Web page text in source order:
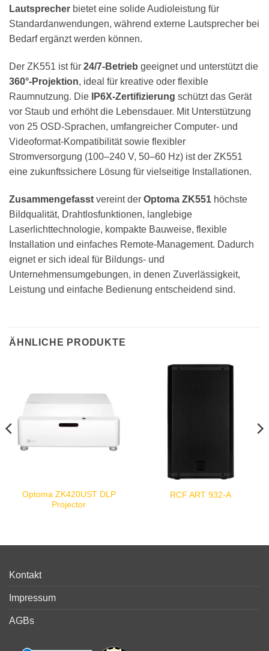
Lautsprecher bietet eine solide Audioleistung für
Standardanwendungen, während externe Lautsprecher bei
Bedarf ergänzt werden können.
Der ZK551 ist für 24/7-Betrieb geeignet und unterstützt die
360°-Projektion, ideal für kreative oder flexible
Raumnutzung. Die
IP6X-Zertifizierung schützt das Gerät
vor Staub und erhöht die Lebensdauer. Mit Unterstützung
von 25 OSD-Sprachen, umfangreicher Computer- und
Videoformat-Kompatibilität sowie flexibler
Stromversorgung (100–240 V, 50–60 Hz) ist der ZK551
eine zukunftssichere Lösung für vielseitige Installationen.
Zusammengefasst vereint der Optoma ZK551 höchste
Bildqualität, Drahtlosfunktionen, langlebige
Laserlichttechnologie, kompakte Bauweise, flexible
Installation und einfaches Remote-Management. Dadurch
eignet er sich ideal für Bildungs- und
Unternehmensumgebungen, in denen Zuverlässigkeit,
Leistung und einfache Bedienung entscheidend sind.
ÄHNLICHE PRODUKTE
Optoma ZK420UST DLP
Projector
RCF ART 932-A
Kontakt
Impressum
AGBs